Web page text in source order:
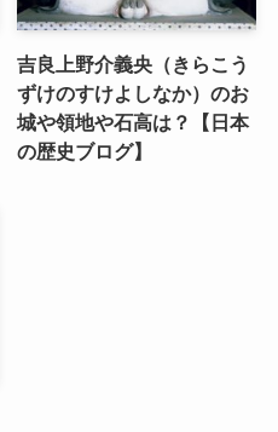
吉良上野介義央（きらこう
ずけのすけよしなか）のお
城や領地や石高は？【日本
の歴史ブログ】